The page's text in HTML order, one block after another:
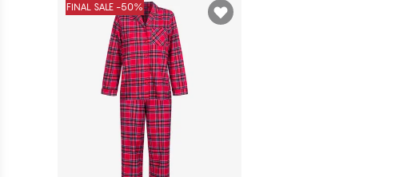
FINAL SALE -50%